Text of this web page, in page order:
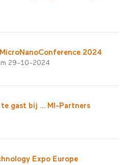
2024
29-10-2024
te gast bij … MI-Partners
Expo Europe